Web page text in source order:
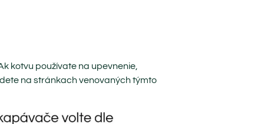
kotvu používate na upevnenie,
na stránkach venovaných týmto